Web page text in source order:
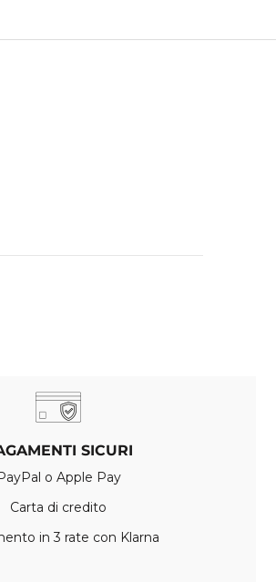
SICURI
o Apple Pay
Carta di credito
in 3 rate con Klarna